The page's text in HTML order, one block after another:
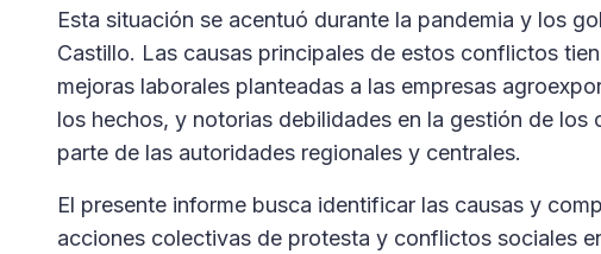
Esta situación se acentuó durante la pandemia y los
Castillo. Las causas principales de estos conflictos
mejoras laborales planteadas a las empresas
los hechos, y notorias debilidades en la gestión de
parte de las autoridades regionales y centrales.
El presente informe busca identificar las causas y
acciones colectivas de protesta y conflictos sociales